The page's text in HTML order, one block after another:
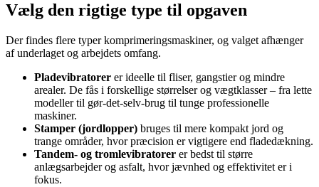
Vælg den rigtige type til opgaven
Der findes flere typer komprimeringsmaskiner, og valget afhænger
af underlaget og arbejdets omfang.
Pladevibratorer er ideelle til fliser, gangstier og mindre
arealer. De fås i forskellige størrelser og vægtklasser – fra lette
modeller til gør-det-selv-brug til tunge professionelle
maskiner.
Stamper (jordlopper) bruges til mere kompakt jord og
trange områder, hvor præcision er vigtigere end fladedækning.
Tandem- og tromlevibratorer er bedst til større
anlægsarbejder og asfalt, hvor jævnhed og effektivitet er i
fokus.